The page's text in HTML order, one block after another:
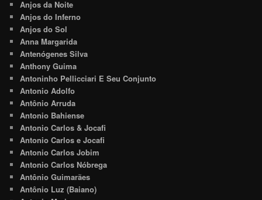
Anjos da Noite
Anjos do Inferno
Anjos do Sol
Anna Margarida
Antenógenes Silva
Anthony Guima
Antoninho Pellicciari E Seu Conjunto
Antonio Adolfo
Antônio Arruda
Antonio Bahiense
Antonio Carlos & Jocafi
Antonio Carlos e Jocafi
Antonio Carlos Jobim
Antonio Carlos Nóbrega
Antônio Guimarães
Antônio Luz (Baiano)